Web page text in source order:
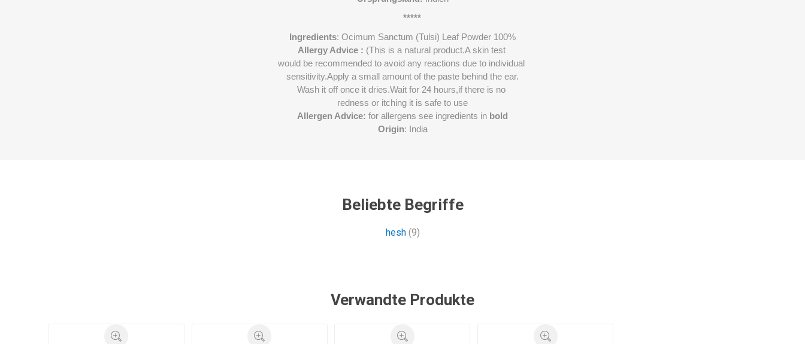
*****
Ingredients: Ocimum Sanctum (Tulsi) Leaf Powder 100%
Allergy Advice : (This is a natural product.A skin test
would be recommended to avoid any reactions due to individual
sensitivity.Apply a small amount of the paste behind the ear.
Wash it off once it dries.Wait for 24 hours,if there is no
redness or itching it is safe to use
Allergen Advice: for allergens see ingredients in bold
Origin: India
Beliebte Begriffe
hesh (9)
Verwandte Produkte